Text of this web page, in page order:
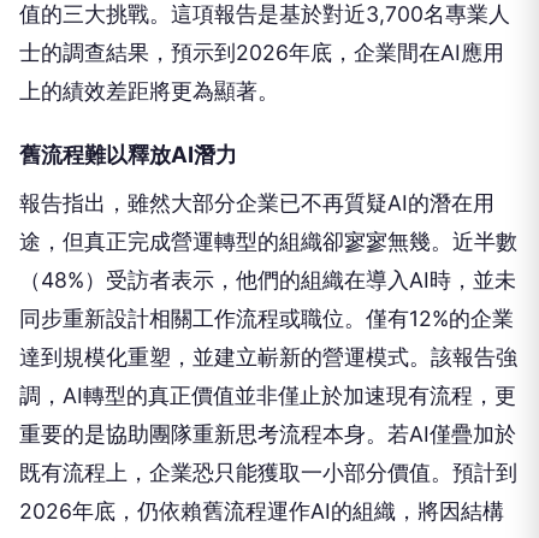
值的三大挑戰。這項報告是基於對近3,700名專業人
士的調查結果，預示到2026年底，企業間在AI應用
上的績效差距將更為顯著。
舊流程難以釋放AI潛力
報告指出，雖然大部分企業已不再質疑AI的潛在用
途，但真正完成營運轉型的組織卻寥寥無幾。近半數
（48%）受訪者表示，他們的組織在導入AI時，並未
同步重新設計相關工作流程或職位。僅有12%的企業
達到規模化重塑，並建立嶄新的營運模式。該報告強
調，AI轉型的真正價值並非僅止於加速現有流程，更
重要的是協助團隊重新思考流程本身。若AI僅疊加於
既有流程上，企業恐只能獲取一小部分價值。預計到
2026年底，仍依賴舊流程運作AI的組織，將因結構